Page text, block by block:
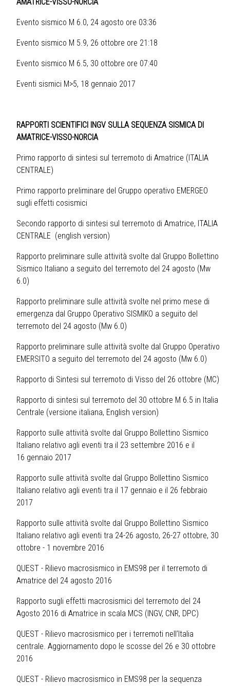
Evento sismico M 6.0, 24 agosto ore 03:36
Evento sismico M 5.9, 26 ottobre ore 21:18
Evento sismico M 6.5, 30 ottobre ore 07:40
Eventi sismici M>5, 18 gennaio 2017
RAPPORTI SCIENTIFICI INGV SULLA SEQUENZA SISMICA DI
AMATRICE-VISSO-NORCIA
Primo rapporto di sintesi sul terremoto di Amatrice (ITALIA
CENTRALE)
Primo rapporto preliminare del Gruppo operativo EMERGEO
sugli effetti cosismici
Secondo rapporto di sintesi sul terremoto di Amatrice, ITALIA
CENTRALE (english version)
Rapporto preliminare sulle attività svolte dal Gruppo Bollettino
Sismico Italiano a seguito del terremoto del 24 agosto (Mw
6.0)
Rapporto preliminare sulle attività svolte nel primo mese di
emergenza dal Gruppo Operativo SISMIKO a seguito del
terremoto del 24 agosto (Mw 6.0)
Rapporto preliminare sulle attività svolte dal Gruppo Operativo
EMERSITO a seguito del terremoto del 24 agosto (Mw 6.0)
Rapporto di Sintesi sul terremoto di Visso del 26 ottobre (MC)
Rapporto di sintesi sul terremoto del 30 ottobre M 6.5 in Italia
Centrale (versione italiana, English version)
Rapporto sulle attività svolte dal Gruppo Bollettino Sismico
Italiano relativo agli eventi tra il 23 settembre 2016 e il
16 gennaio 2017
Rapporto sulle attività svolte dal Gruppo Bollettino Sismico
Italiano relativo agli eventi tra il 17 gennaio e il 26 febbraio
2017
Rapporto sulle attività svolte dal Gruppo Bollettino Sismico
Italiano relativo agli eventi tra 24-26 agosto, 26-27 ottobre, 30
ottobre - 1 novembre 2016
QUEST - Rilievo macrosismico in EMS98 per il terremoto di
Amatrice del 24 agosto 2016
Rapporto sugli effetti macrosismici del terremoto del 24
Agosto 2016 di Amatrice in scala MCS (INGV, CNR, DPC)
QUEST - Rilievo macrosismico per i terremoti nell’Italia
centrale. Aggiornamento dopo le scosse del 26 e 30 ottobre
2016
QUEST - Rilievo macrosismico in EMS98 per la sequenza